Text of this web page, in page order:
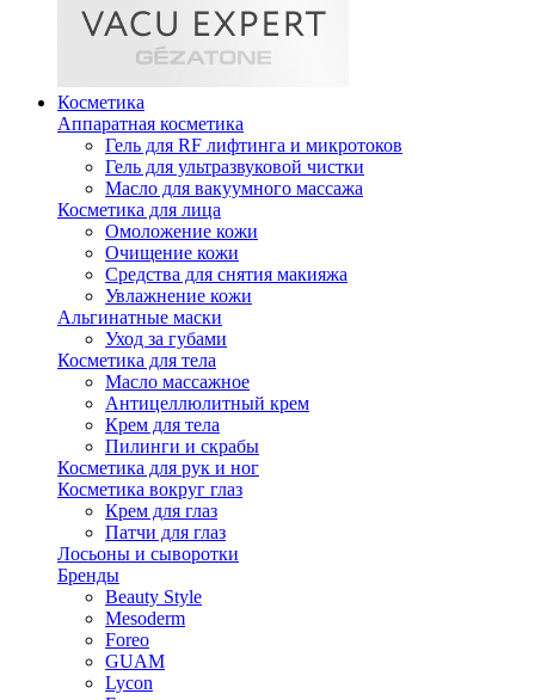
Косметика
Аппаратная косметика
Гель для RF лифтинга и микротоков
Гель для ультразвуковой чистки
Масло для вакуумного массажа
Косметика для лица
Омоложение кожи
Очищение кожи
Средства для снятия макияжа
Увлажнение кожи
Альгинатные маски
Уход за губами
Косметика для тела
Масло массажное
Антицеллюлитный крем
Крем для тела
Пилинги и скрабы
Косметика для рук и ног
Косметика вокруг глаз
Крем для глаз
Патчи для глаз
Лосьоны и сыворотки
Бренды
Beauty Style
Mesoderm
Foreo
GUAM
Lycon